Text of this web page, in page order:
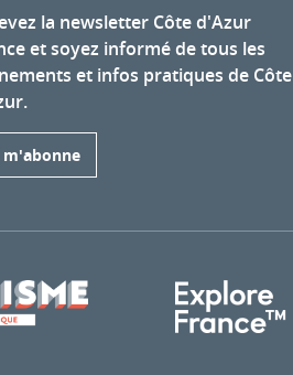
la newsletter Côte d'Azur
et soyez informé de tous les
et infos pratiques de Côte
m'abonne